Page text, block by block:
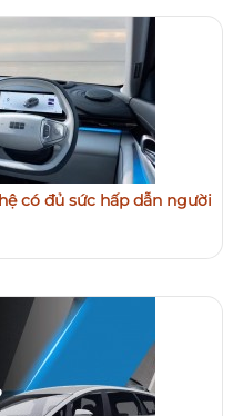
có đủ sức hấp dẫn người